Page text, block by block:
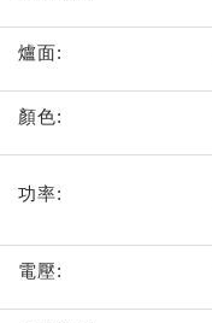
爐面:
顏色:
功率:
電壓: